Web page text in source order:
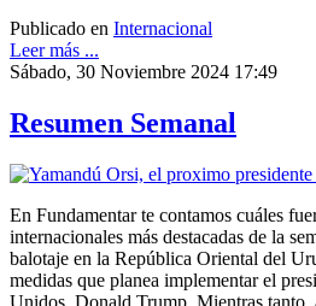
Publicado en Internacional
Leer más ...
Sábado, 30 Noviembre 2024 17:49
Resumen Semanal
En Fundamentar te contamos cuáles
internacionales más destacadas de la
balotaje en la República Oriental del
medidas que planea implementar el
Unidos, Donald Trump. Mientras tanto,